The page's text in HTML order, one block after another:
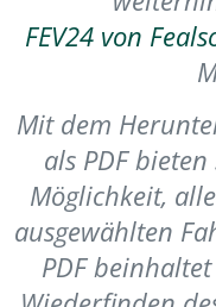
FEV24 von
Mit dem
als PDF
Möglichkeit,
ausgewählten
PDF